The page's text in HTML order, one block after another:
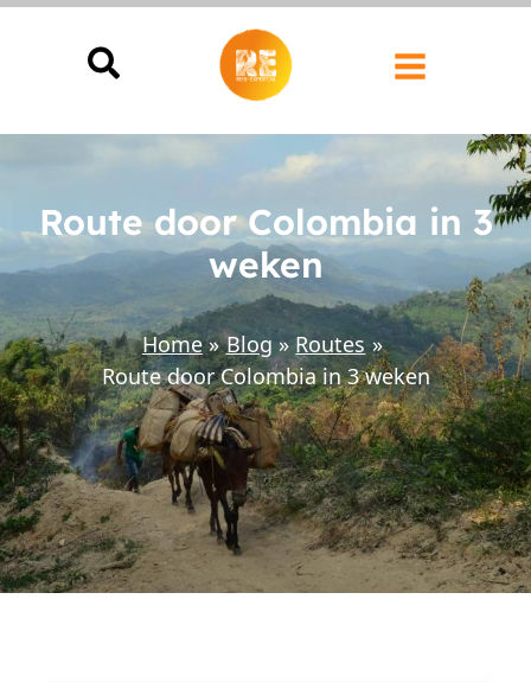
Ga
Route door Colombia in 3
weken
Home Blog
Routes
Route door Colombia in 3 weken